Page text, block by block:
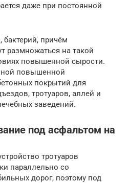
даже при постоянной
бактерий, причём
размножаться на такой
повышенной сырости.
повышенной
покрытий для
тротуаров, аллей и
заведений.
под асфальтом на
тротуаров
параллельно со
дорог, поэтому под